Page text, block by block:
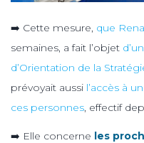
➡️ Cette mesure, que
semaines, a fait l’objet
d’Orientation de la
prévoyait aussi l’accès à
ces personnes, effectif
➡️ Elle concerne les